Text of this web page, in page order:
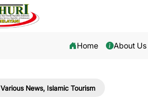
Home About Us
Various News, Islamic Tourism